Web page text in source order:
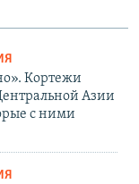
Кортежи
Азии
с ними